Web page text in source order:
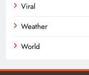
Viral
Weather
World